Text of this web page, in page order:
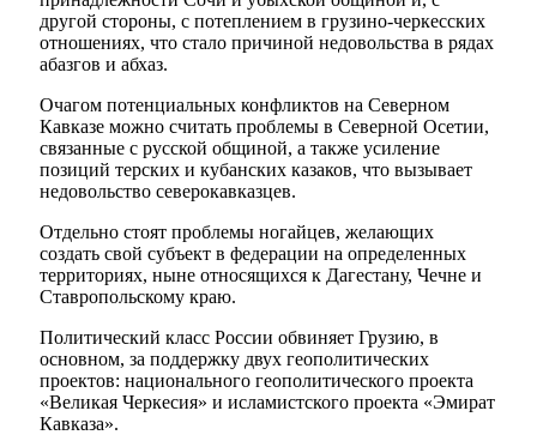
другой стороны, с потеплением в грузино-черкесских
отношениях, что стало причиной недовольства в рядах
абазгов и абхаз.
Очагом потенциальных конфликтов на Северном
Кавказе можно считать проблемы в Северной Осетии,
связанные с русской общиной, а также усиление
позиций терских и кубанских казаков, что вызывает
недовольство северокавказцев.
Отдельно стоят проблемы ногайцев, желающих
создать свой субъект в федерации на определенных
территориях, ныне относящихся к Дагестану, Чечне и
Ставропольскому краю.
Политический класс России обвиняет Грузию, в
основном, за поддержку двух геополитических
проектов: национального геополитического проекта
«Великая Черкесия» и исламистского проекта «Эмират
Кавказа».